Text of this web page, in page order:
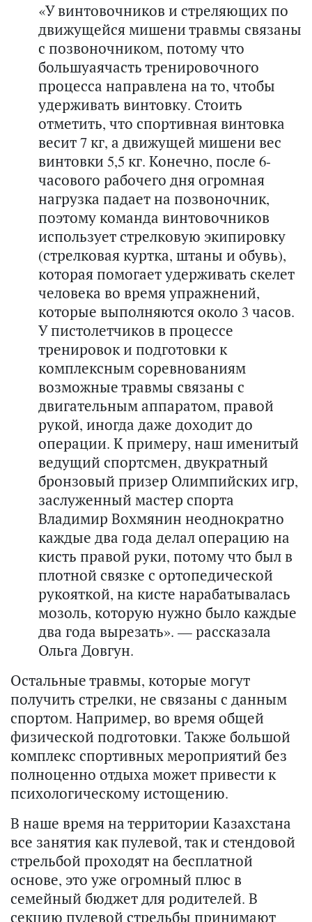
«У винтовочников и стреляющих по
движущейся мишени травмы связаны
с позвоночником, потому что
большуаячасть тренировочного
процесса направлена на то, чтобы
удерживать винтовку. Стоить
отметить, что спортивная винтовка
весит 7 кг, а движущей мишени вес
винтовки 5,5 кг. Конечно, после 6-
часового рабочего дня огромная
нагрузка падает на позвоночник,
поэтому команда винтовочников
использует стрелковую экипировку
(стрелковая куртка, штаны и обувь),
которая помогает удерживать скелет
человека во время упражнений,
которые выполняются около 3 часов.
У пистолетчиков в процессе
тренировок и подготовки к
комплексным соревнованиям
возможные травмы связаны с
двигательным аппаратом, правой
рукой, иногда даже доходит до
операции. К примеру, наш именитый
ведущий спортсмен, двукратный
бронзовый призер Олимпийских игр,
заслуженный мастер спорта
Владимир Вохмянин неоднократно
каждые два года делал операцию на
кисть правой руки, потому что был в
плотной связке с ортопедической
рукояткой, на кисте нарабатывалась
мозоль, которую нужно было каждые
два года вырезать». — рассказала
Ольга Довгун.
Остальные травмы, которые могут
получить стрелки, не связаны с данным
спортом. Например, во время общей
физической подготовки. Также большой
комплекс спортивных мероприятий без
полноценно отдыха может привести к
психологическому истощению.
В наше время на территории Казахстана
все занятия как пулевой, так и стендовой
стрельбой проходят на бесплатной
основе, это уже огромный плюс в
семейный бюджет для родителей. В
секцию пулевой стрельбы принимают